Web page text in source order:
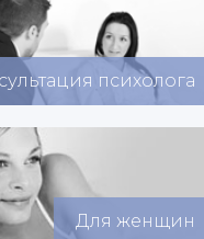
психолога
Для женщин